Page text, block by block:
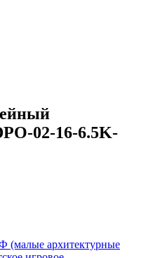
02-16-6.5K-
(малые архитектурные